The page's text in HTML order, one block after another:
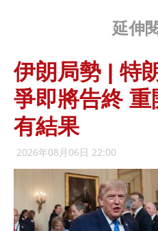
延伸
伊朗局勢 | 特
爭即將告終
有結果
2026年08月06日 22:00